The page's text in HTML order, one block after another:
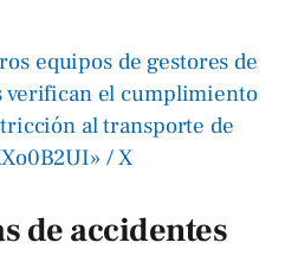
equipos de gestores de
verifican el cumplimiento
al transporte de
/ X
de accidentes